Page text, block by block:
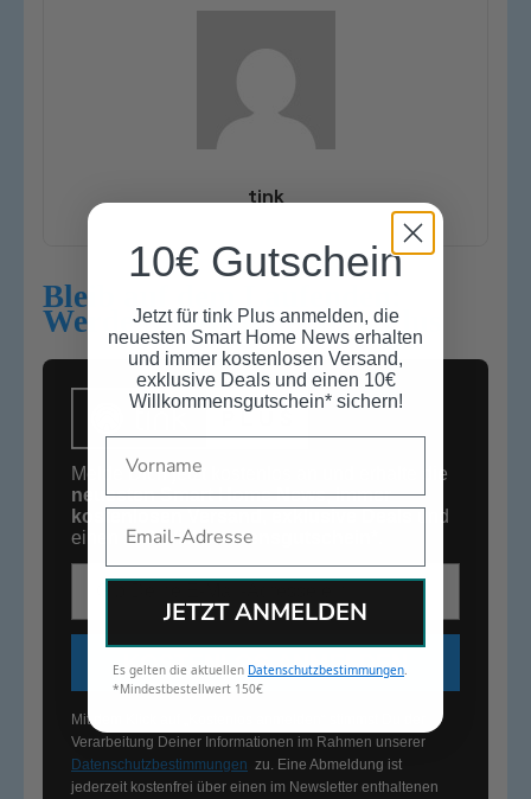
tink
Bleib auf dem Laufenden:
Werde Mitglied bei tink Plus
Melde Dich jetzt kostenlos an und erhalte die
neuesten Smart Home News,immer
kostenlosen Versand
und
einen
10€ Willkommensgutschein*
E-Mail-Adresse
KOSTENLOS ANMELDEN
Mit dem Klick auf „Kostenlos anmelden“ stimmst Du der
Verarbeitung Deiner Informationen im Rahmen unserer
Datenschutzbestimmungen zu. Eine Abmeldung ist
jederzeit kostenfrei über einen im Newsletter enthaltenen
10€ Gutschein
Jetzt für tink Plus anmelden, die
neuesten Smart Home News erhalten
und immer kostenlosen Versand,
exklusive Deals und einen 10€
Willkommensgutschein* sichern!
JETZT ANMELDEN
Es gelten die aktuellen Datenschutzbestimmungen.
*Mindestbestellwert 150€